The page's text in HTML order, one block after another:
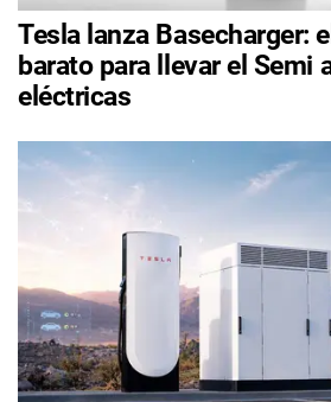
Tesla lanza Basecharger:
barato para llevar el Semi
eléctricas